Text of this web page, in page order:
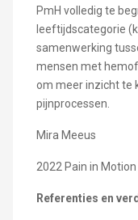
PmH volledig te
leeftijdscategorie
samenwerking
mensen met
om meer inzicht te
pijnprocessen.
Mira Meeus
2022 Pain in Motion
Referenties en